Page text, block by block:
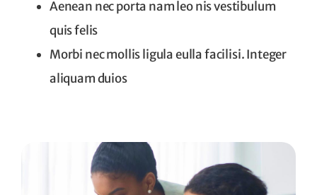
Aenean nec porta nam leo nis vestibulum
quis felis
Morbi nec mollis ligula eulla facilisi. Integer
aliquam duios